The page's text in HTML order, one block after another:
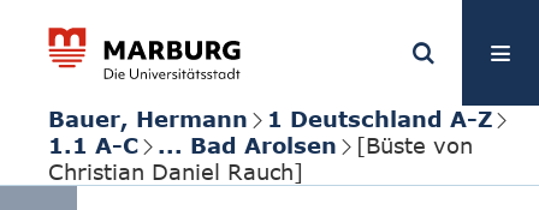
Bauer, Hermann
1 Deutschland A-Z
1.1 A-C
... Bad Arolsen
[Büste von
Christian Daniel Rauch]